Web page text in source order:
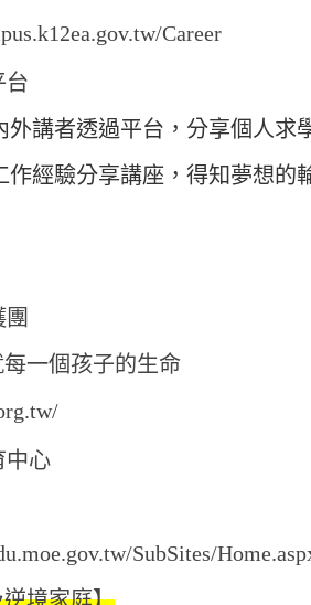
Career
台
外講者透過平台，分享個人求
作經驗分享講座，得知夢想
一個孩子的生命
中心
SubSites/
境家庭】